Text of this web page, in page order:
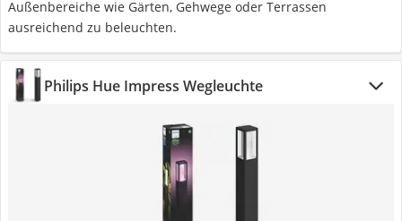
Außenbereiche wie Gärten, Gehwege oder Terrassen
ausreichend zu beleuchten.
Philips Hue Impress Wegleuchte